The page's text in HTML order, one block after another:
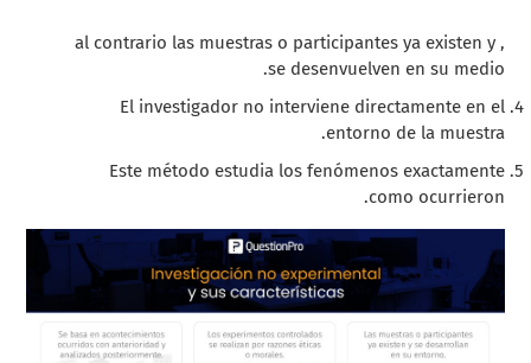
, al contrario las muestras o participantes ya existen y
se desenvuelven en su medio.
El investigador no interviene directamente en el
entorno de la muestra.
Este método estudia los fenómenos exactamente
como ocurrieron.